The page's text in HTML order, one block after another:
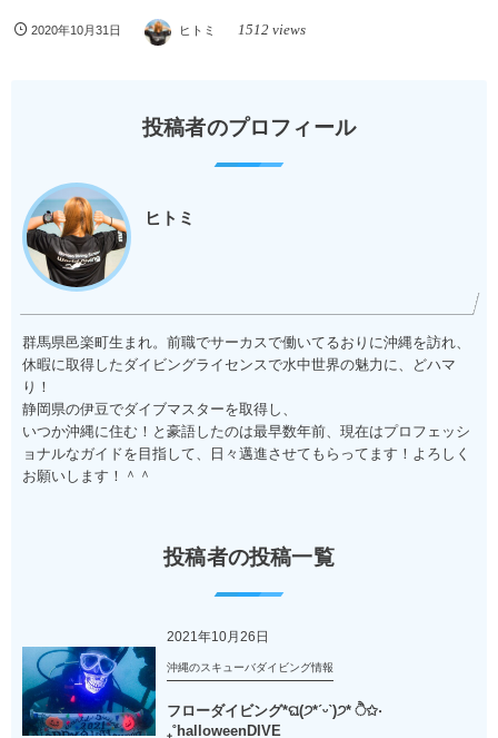
2020年10月31日 ヒトミ 1512 views
投稿者のプロフィール
ヒトミ
群馬県邑楽町生まれ。前職でサーカスで働いてるおりに沖縄を訪れ、
休暇に取得したダイビングライセンスで水中世界の魅力に、どハマ
り！
静岡県の伊豆でダイブマスターを取得し、
いつか沖縄に住む！と豪語したのは最早数年前、現在はプロフェッシ
ョナルなガイドを目指して、日々邁進させてもらってます！よろしく
お願いします！＾＾
投稿者の投稿一覧
2021年10月26日
沖縄のスキューバダイビング情報
フローダイビング*ଘ(੭*ˊᵕˋ)੭* ੈ✩‧
₊˚halloweenDIVE